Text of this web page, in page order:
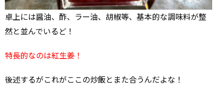
卓上には醤油、酢、ラー油、胡椒等、基本的な調味料が整
然と並んでいるど！
特長的なのは紅生姜！
後述するがこれがここの炒飯とまた合うんだよな！